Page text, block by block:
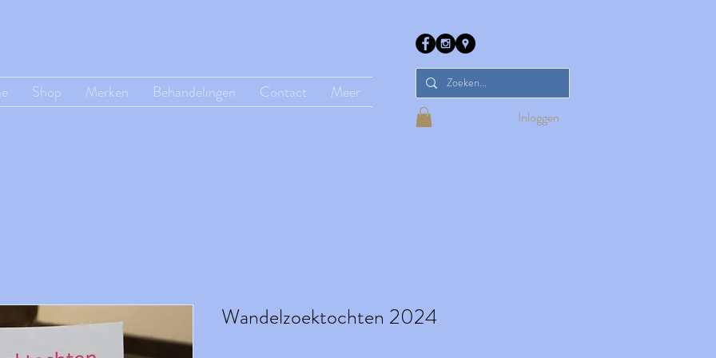
Shop Merken Behandelingen Contact Meer
Inloggen
Wandelzoektochten 2024